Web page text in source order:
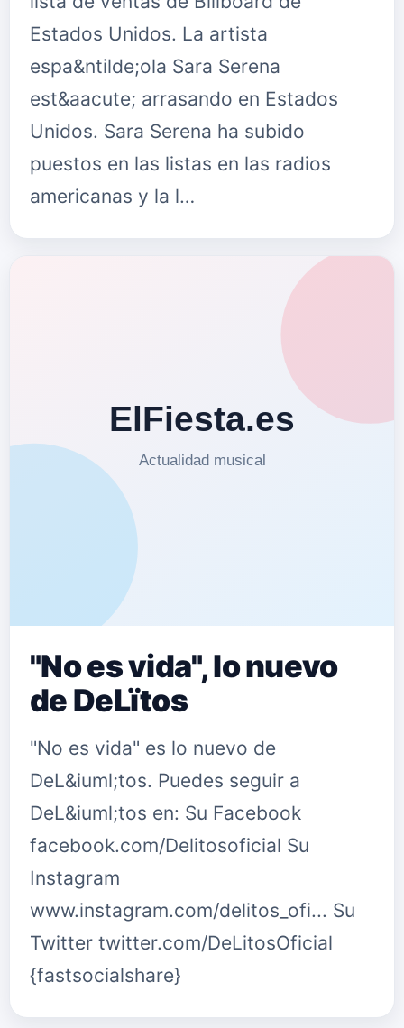
Estados Unidos. La artista
espa&ntilde;ola Sara Serena
est&aacute; arrasando en Estados
Unidos. Sara Serena ha subido
puestos en las listas en las radios
americanas y la l…
"No es vida", lo nuevo
de DeLïtos
"No es vida" es lo nuevo de
DeL&iuml;tos. Puedes seguir a
DeL&iuml;tos en: Su Facebook
facebook.com/Delitosoficial Su
Instagram
www.instagram.com/delitos_ofi... Su
Twitter twitter.com/DeLitosOficial
{fastsocialshare}